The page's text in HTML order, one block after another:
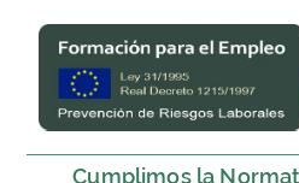
Cumplimos la